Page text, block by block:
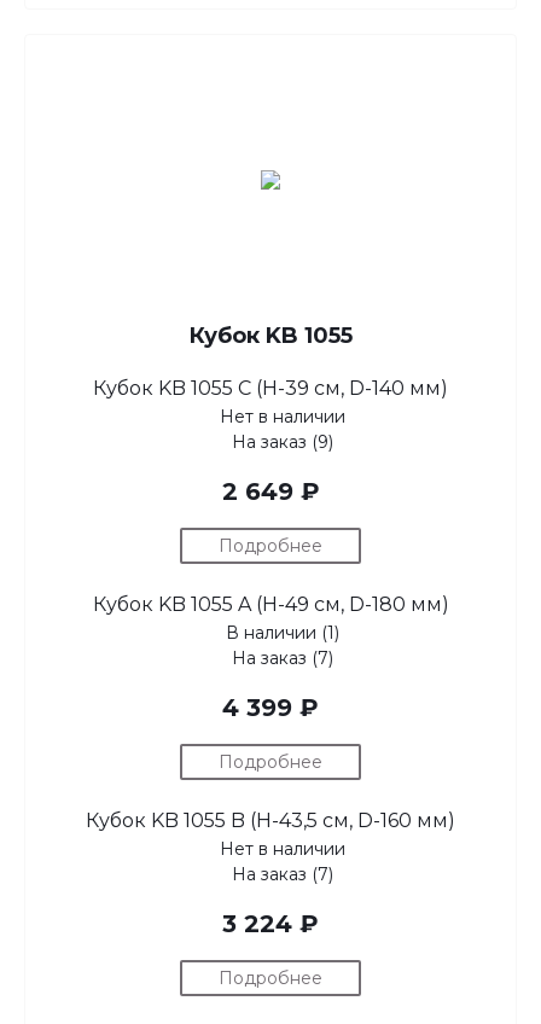
Кубок KB 1055
Кубок KB 1055 C (H-39 см, D-140 мм)
Нет в наличии
На заказ (9)
2 649 ₽
Подробнее
Кубок KB 1055 A (H-49 см, D-180 мм)
В наличии (1)
На заказ (7)
4 399 ₽
Подробнее
Кубок KB 1055 B (H-43,5 см, D-160 мм)
Нет в наличии
На заказ (7)
3 224 ₽
Подробнее